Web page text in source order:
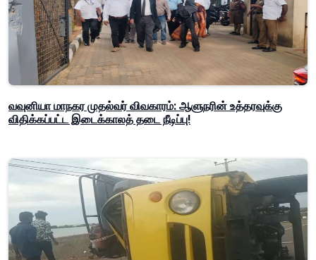
வவுனியா மாநகர முதல்வர் விவகாரம்: ஆளுநரின் உத்தரவுக்கு
விதிக்கப்பட்ட இடைக்காலத் தடை நீடிப்பு!